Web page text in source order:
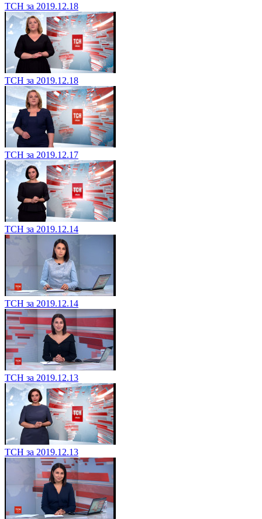
ТСН за 2019.12.18
ТСН за 2019.12.18
ТСН за 2019.12.17
ТСН за 2019.12.14
ТСН за 2019.12.14
ТСН за 2019.12.13
ТСН за 2019.12.13